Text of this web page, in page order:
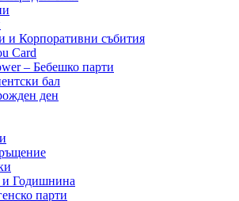
и Корпоративни събития
Card
– Бебешко парти
бал
ден
Годишнина
парти